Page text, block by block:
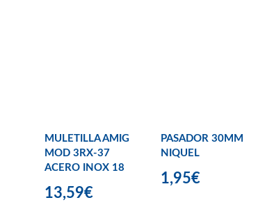
MULETILLA AMIG
MOD 3RX-37
ACERO INOX 18
13,59€
PASADOR 30MM
NIQUEL
1,95€